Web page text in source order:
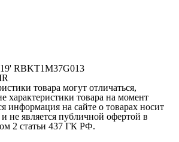
RBKT1M37G013
товара могут отличаться,
характеристики товара на момент
информация на сайте о товарах носит
не является публичной офертой в
2 статьи 437 ГК РФ.